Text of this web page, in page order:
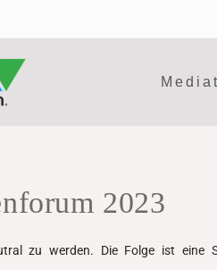
2023
zu werden. Die Folge ist eine